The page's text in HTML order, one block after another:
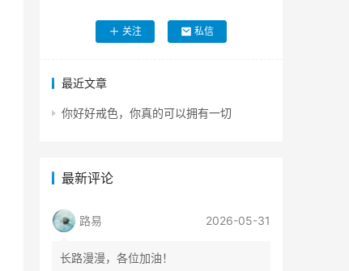
关注 私信
最近文章
你好好戒色，你真的可以拥有一切
最新评论
路易 2026-05-31
长路漫漫，各位加油！